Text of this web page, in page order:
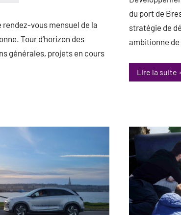
vous mensuel de la
Tour d’horizon des
générales, projets en cours
2026
du port de
stratégie de
ambitionne
Lire la suite